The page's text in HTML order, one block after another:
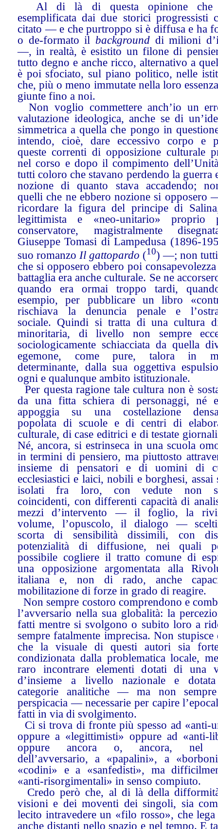
Al di là di questa opinione che
esemplificata dai due storici progressisti
citato — e che purtroppo si è diffusa e ha
o de-formato il background di milioni
—, in realtà, è esistito un filone di
tutto degno e anche ricco, alternativo a
è poi sfociato, sul piano politico, nelle
che, più o meno immutate nella loro
giunte fino a noi.
Non voglio commettere anch’io un
valutazione ideologica, anche se di
simmetrica a quella che pongo in
intendo, cioè, dare eccessivo corpo e
queste correnti di opposizione culturale
nel corso e dopo il compimento
tutti coloro che stavano perdendo la guerra
nozione di quanto stava accadendo;
quelli che ne ebbero nozione si opposero
ricordare la figura del principe di
legittimista e «neo-unitario» proprio
conservatore, magistralmente
Giuseppe Tomasi di Lampedusa (1896-
suo romanzo Il gattopardo (10) —; non
che si opposero ebbero poi
battaglia era anche culturale. Se ne
quando era ormai troppo tardi,
esempio, per pubblicare un libro
rischiava la denuncia penale e
sociale. Quindi si tratta di una cultura
minoritaria, di livello non sempre
sociologicamente schiacciata da quella
egemone, come pure, talora in
determinante, dalla sua oggettiva
ogni e qualunque ambito istituzionale.
Per questa ragione tale cultura non è
da una fitta schiera di personaggi, né
appoggia su una costellazione
popolata di scuole e di centri di
culturale, di case editrici e di testate
Né, ancora, si estrinseca in una scuola
in termini di pensiero, ma piuttosto
insieme di pensatori e di uomini di
ecclesiastici e laici, nobili e borghesi, assai
isolati fra loro, con vedute non
coincidenti, con differenti capacità di
mezzi d’intervento — il foglio, la
volume, l’opuscolo, il dialogo —
scorta di sensibilità dissimili, con
potenzialità di diffusione, nei quali
possibile cogliere il tratto comune di
una opposizione argomentata alla
italiana e, non di rado, anche
mobilitazione di forze in grado di reagire.
Non sempre costoro comprendono e
l’avversario nella sua globalità: la
fatti mentre si svolgono o subito loro a
sempre fatalmente imprecisa. Non
che la visuale di questi autori sia
condizionata dalla problematica locale,
raro incontrare elementi dotati di una
d’insieme a livello nazionale e
categorie analitiche — ma non
perspicacia — necessarie per capire
fatti in via di svolgimento.
Ci si trova di fronte più spesso ad «anti-
oppure a «legittimisti» oppure ad «anti-
oppure ancora o, ancora, nel
dell’avversario, a «papalini», a
«codini» e a «sanfedisti», ma
«anti-risorgimentali» in senso compiuto.
Credo però che, al di là della
visioni e dei moventi dei singoli, sia
lecito intravedere un «filo rosso», che
anche distanti nello spazio e nel tempo. E